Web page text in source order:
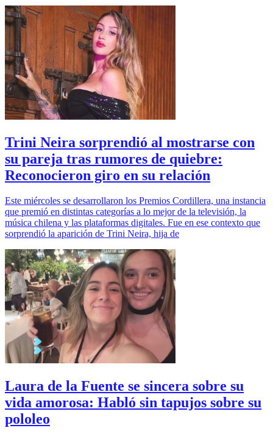
Trini Neira sorprendió al mostrarse con
su pareja tras rumores de quiebre:
Reconocieron giro en su relación
Este miércoles se desarrollaron los Premios Cordillera, una instancia
que premió en distintas categorías a lo mejor de la televisión, la
música chilena y las plataformas digitales. Fue en ese contexto que
sorprendió la aparición de Trini Neira, hija de
Laura de la Fuente se sincera sobre su
vida amorosa: Habló sin tapujos sobre su
pololeo